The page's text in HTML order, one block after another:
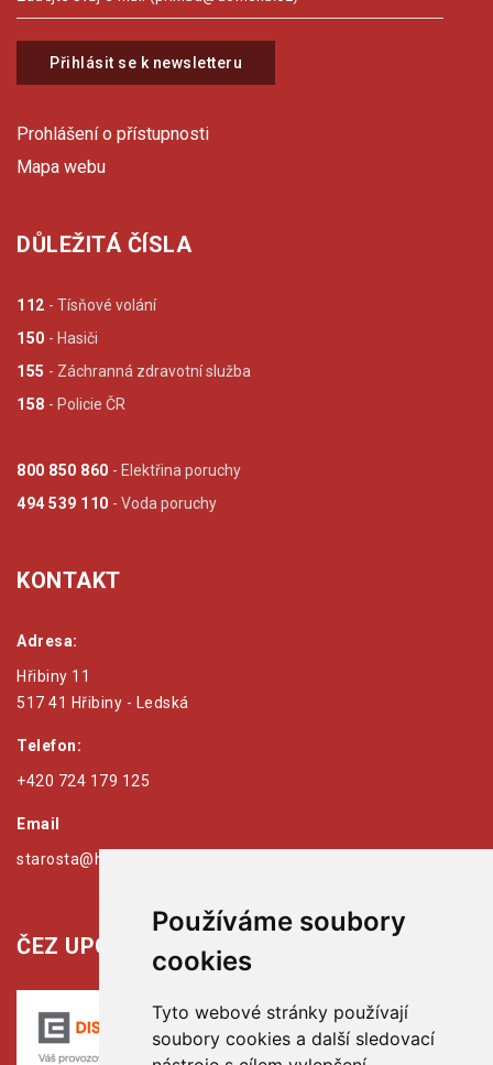
Používáme soubory
cookies
Tyto webové stránky používají
soubory cookies a další sledovací
Přihlásit se k newsletteru
Prohlášení o přístupnosti
Mapa webu
DŮLEŽITÁ ČÍSLA
112 - Tísňové volání
150 - Hasiči
155 - Záchranná zdravotní služba
158 - Policie ČR
800 850 860 - Elektřina poruchy
494 539 110 - Voda poruchy
KONTAKT
Adresa:
Hřibiny 11
517 41 Hřibiny - Ledská
Telefon:
+420 724 179 125
Email
starosta@hribiny-ledska.cz
ČEZ UPOZORŇUJE: